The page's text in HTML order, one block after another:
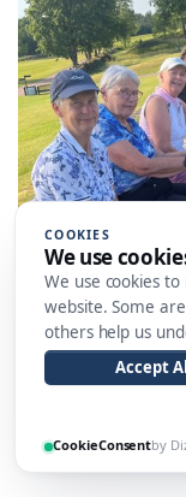
2025-07-02
Fika och
COOKIES
We use
We use cookies
website. Some
others help us
Accept
CookieConsentby